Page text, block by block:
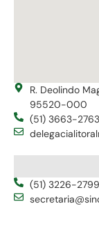
R. Deolindo
95520-000
(51) 3663-2763
(51) 3226-2799